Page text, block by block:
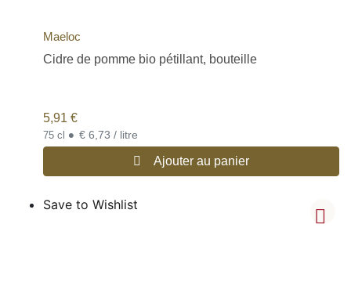
Maeloc
Cidre de pomme bio pétillant, bouteille
5,91 €
75 cl • € 6,73 / litre
Ajouter au panier
Save to Wishlist